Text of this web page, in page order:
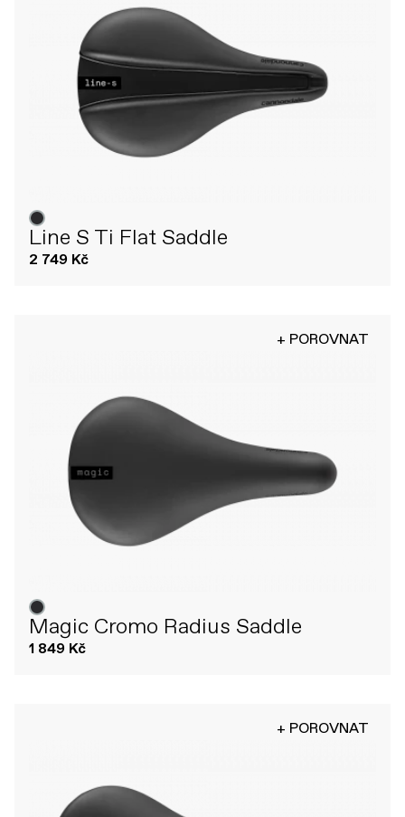
Line S Ti Flat Saddle
2 749 Kč
+ POROVNAT
Magic Cromo Radius Saddle
1 849 Kč
+ POROVNAT